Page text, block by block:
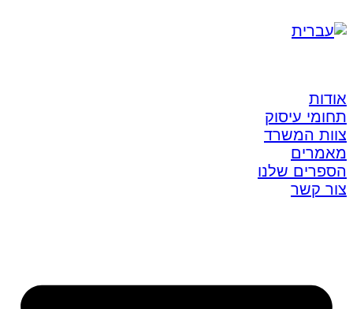
אודות
תחומי עיסוק
צוות המשרד
מאמרים
הספרים שלנו
צור קשר